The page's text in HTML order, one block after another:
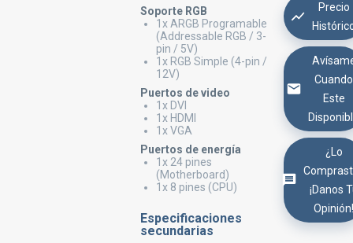
Soporte RGB
1x ARGB Programable
(Addressable RGB / 3-
pin / 5V)
1x RGB Simple (4-pin /
12V)
Puertos de video
1x DVI
1x HDMI
1x VGA
Puertos de energía
1x 24 pines
(Motherboard)
1x 8 pines (CPU)
Especificaciones
secundarias
Precio
Cuando
Este
¿Lo
¡Danos